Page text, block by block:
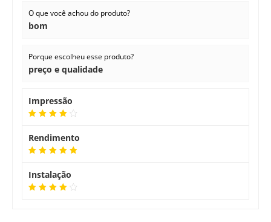
O que você achou do produto?
bom
Porque escolheu esse produto?
preço e qualidade
Impressão
Rendimento
Instalação